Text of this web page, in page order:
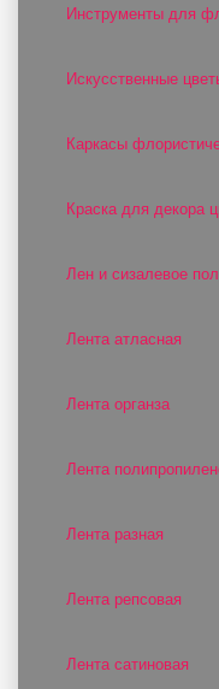
Инструменты для
Искусственные
Каркасы
Краска для декора
Лен и сизалевое
Лента атласная
Лента органза
Лента
Лента разная
Лента репсовая
Лента сатиновая